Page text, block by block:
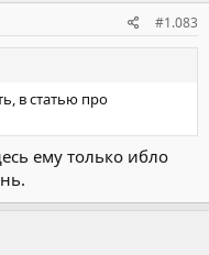
#1.083
в статью про
ему только ибло